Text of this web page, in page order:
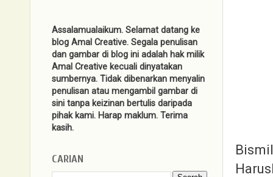
Assalamualaikum. Selamat datang ke
blog Amal Creative. Segala penulisan
dan gambar di blog ini adalah hak milik
Amal Creative kecuali dinyatakan
sumbernya. Tidak dibenarkan menyalin
penulisan atau mengambil gambar di
sini tanpa keizinan bertulis daripada
pihak kami. Harap maklum. Terima
kasih.
CARIAN